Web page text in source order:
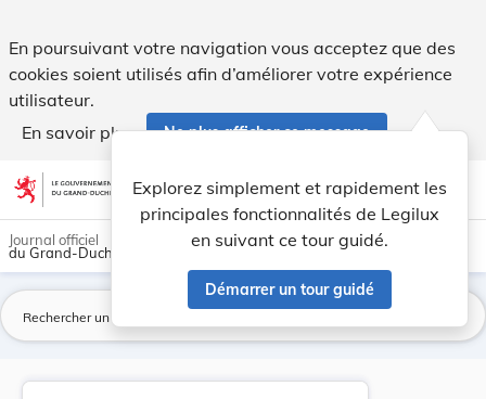
En poursuivant votre navigation vous acceptez que des
cookies soient utilisés afin d’améliorer votre expérience
utilisateur.
En savoir plus
Ne plus afficher ce message
Aller au contenu account_circle help Aide
Explorez simplement et rapidement les
principales fonctionnalités de Legilux
en suivant ce tour guidé.
Démarrer un tour guidé
light_mode dark_mode
Journal officiel
du Grand-Duché de Luxembourg